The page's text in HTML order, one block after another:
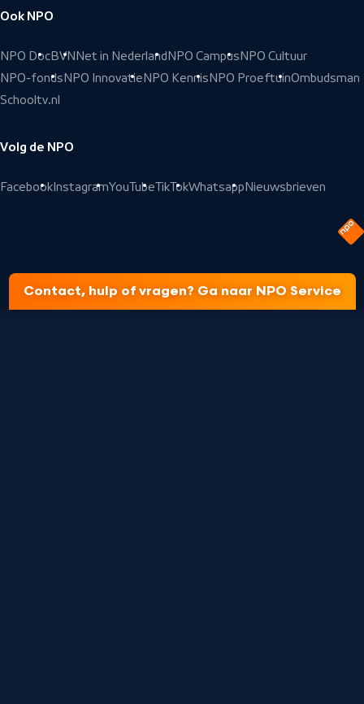
Ook NPO
NPO DocBVN Net in Nederland NPO Campus NPO Cultuur
NPO-fonds NPO Innovatie NPO Kennis NPO ProeftuinOmbudsman
Schooltv.nl
Volg de NPO
Facebook InstagramYouTubeTikTokWhatsapp Nieuwsbrieven
Contact, hulp of vragen? Ga naar NPO Service